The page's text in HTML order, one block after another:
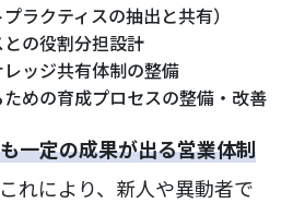
ラクティスの抽出と共有）
の役割分担設計
ッジ共有体制の整備
めの育成プロセスの整備・改善
一定の成果が出る営業体制
れにより、新人や異動者で